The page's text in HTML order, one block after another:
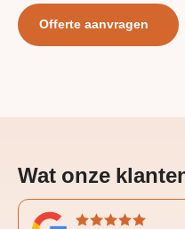
Offerte aanvragen
Wat onze